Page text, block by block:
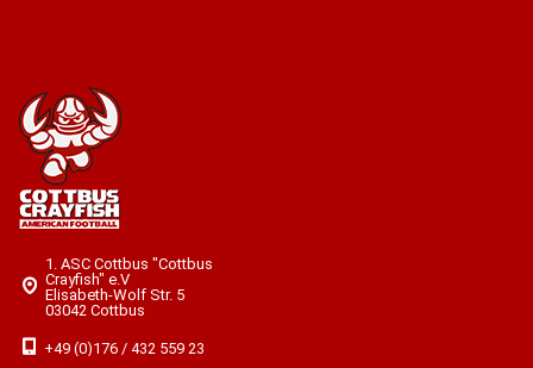
1. ASC Cottbus "Cottbus
Crayfish" e.V
Elisabeth-Wolf Str. 5
03042 Cottbus
+49 (0)176 / 432 559 23